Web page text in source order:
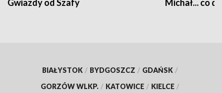
Gwiazdy od Szafy Michał... co
BIAŁYSTOK / BYDGOSZCZ / GDAŃSK /
GORZÓW WLKP. / KATOWICE / KIELCE /